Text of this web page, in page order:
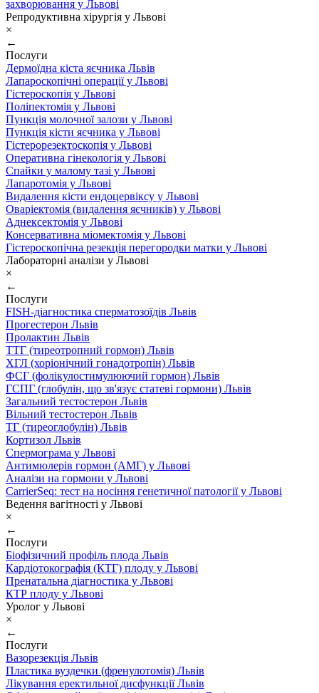
захворювання у Львові
Репродуктивна хірургія у Львові
×
←
Послуги
Дермоїдна кіста яєчника Львів
Лапароскопічні операції у Львові
Гістероскопія у Львові
Поліпектомія у Львові
Пункція молочної залози у Львові
Пункція кісти яєчника у Львові
Гістерорезектоскопія у Львові
Оперативна гінекологія у Львові
Спайки у малому тазі у Львові
Лапаротомія у Львові
Видалення кісти ендоцервіксу у Львові
Оваріектомія (видалення яєчників) у Львові
Аднексектомія у Львові
Консервативна міомектомія у Львові
Гістероскопічна резекція перегородки матки у Львові
Лабораторні аналізи у Львові
×
←
Послуги
FISH-діагностика сперматозоїдів Львів
Прогестерон Львів
Пролактин Львів
ТТГ (тиреотропний гормон) Львів
ХГЛ (хоріонічний гонадотропін) Львів
ФСГ (фолікулостимулюючий гормон) Львів
ГСПГ (глобулін, що зв'язує статеві гормони) Львів
Загальний тестостерон Львів
Вільний тестостерон Львів
ТГ (тиреоглобулін) Львів
Кортизол Львів
Спермограма у Львові
Антимюлерів гормон (АМГ) у Львові
Аналізи на гормони у Львові
CarrierSeq: тест на носіння генетичної патології у Львові
Ведення вагітності у Львові
×
←
Послуги
Біофізичний профіль плода Львів
Кардіотокографія (КТГ) плоду у Львові
Пренатальна діагностика у Львові
КТР плоду у Львові
Уролог у Львові
×
←
Послуги
Вазорезекція Львів
Пластика вуздечки (френулотомія) Львів
Лікування еректильної дисфункції Львів